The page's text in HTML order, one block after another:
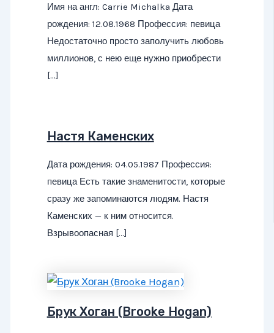
Имя на англ: Carrie Michalka Дата
рождения: 12.08.1968 Профессия: певица
Недостаточно просто заполучить любовь
миллионов, с нею еще нужно приобрести
[…]
Настя Каменских
Дата рождения: 04.05.1987 Профессия:
певица Есть такие знаменитости, которые
сразу же запоминаются людям. Настя
Каменских — к ним относится.
Взрывоопасная […]
Брук Хоган (Brooke Hogan)